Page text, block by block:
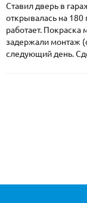
Ставил дверь в
открывалась на 180
работает. Покраска
задержали монтаж
следующий день.